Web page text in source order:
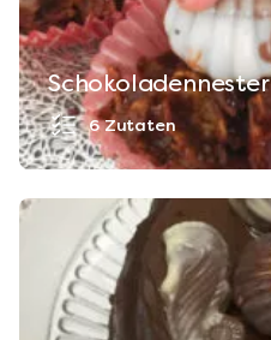
Schokoladennester
6 Zutaten